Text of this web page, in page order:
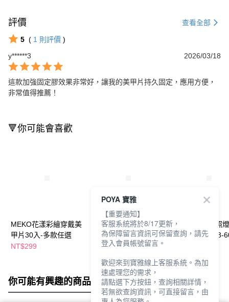
評價 查看全部
5 ( 1 則評價 )
y******3
2026/03/18
這款加強固定膠效果非常好，讓我的美甲片持久固定，應用方便，
非常值得推薦！
🔻你可能會喜歡
MEKO花漾彩繪穿戴美
甲片30入-多款任選
NT$299
MEKO指尖彩繪凝膠美
甲刷5入-入門組
NT$199
MEKO光感免照
美甲貼1入(H58-
你可能有興趣的商品 全站排行
POYA 寶雅
【重要通知】
客服系統將於8/17更新，
為保障留言資訊可保留查詢，請先
登入會員帳號留言。
歡迎來到寶雅線上客服系統。為加
速處理您的需求，
請點選下方按鈕，查詢相關詳情，
若無欲查詢資訊，可直接留言，由